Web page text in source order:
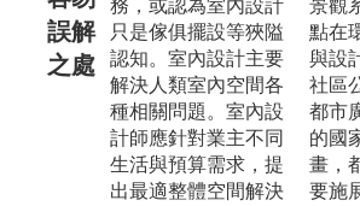
誤解
之處
務，或認為室內設計
只是傢俱擺設等狹隘
認知。室內設計主要
解決人類室內空間各
種相關問題。室內設
計師應針對業主不同
生活與預算需求，提
出最適整體空間解決
景觀
點在
與設
社區
都市
的國
畫，
要施